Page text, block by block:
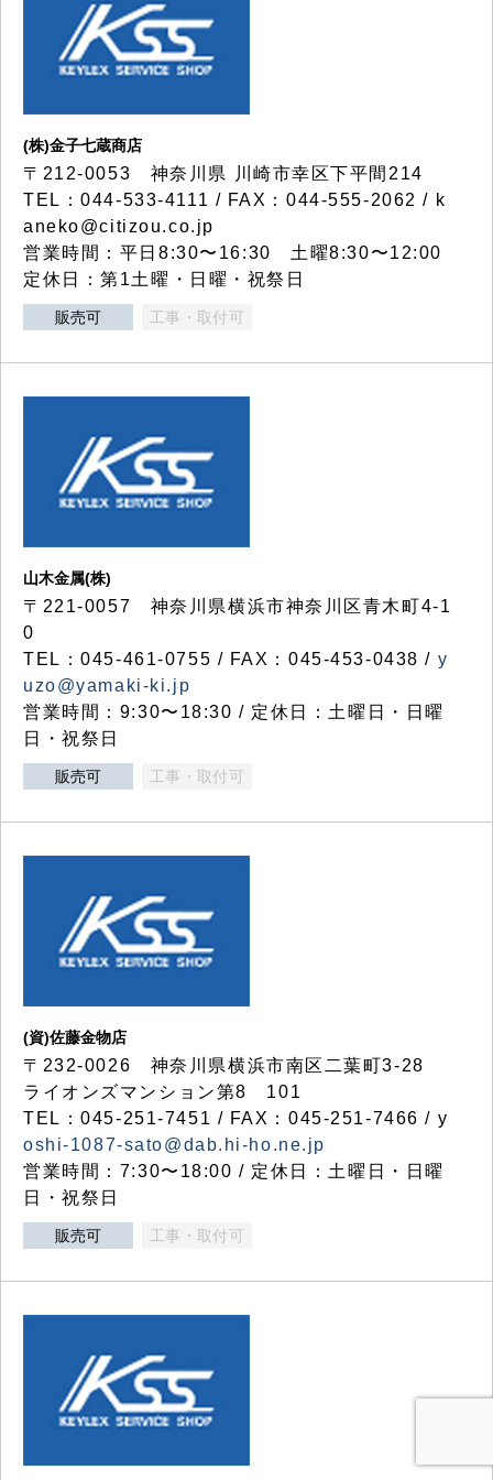
(株)金子七蔵商店
〒212-0053 神奈川県 川崎市幸区下平間214
TEL：044-533-4111 / FAX：044-555-2062 / k
aneko@citizou.co.jp
営業時間：平日8:30〜16:30 土曜8:30〜12:00
定休日：第1土曜・日曜・祝祭日
販売可 工事・取付可
山木金属(株)
〒221-0057 神奈川県横浜市神奈川区青木町4-1
0
TEL：045-461-0755 / FAX：045-453-0438 / y
uzo@yamaki-ki.jp
営業時間：9:30〜18:30 / 定休日：土曜日・日曜
日・祝祭日
販売可 工事・取付可
(資)佐藤金物店
〒232-0026 神奈川県横浜市南区二葉町3-28
ライオンズマンション第8 101
TEL：045-251-7451 / FAX：045-251-7466 / y
oshi-1087-sato@dab.hi-ho.ne.jp
営業時間：7:30〜18:00 / 定休日：土曜日・日曜
日・祝祭日
販売可 工事・取付可